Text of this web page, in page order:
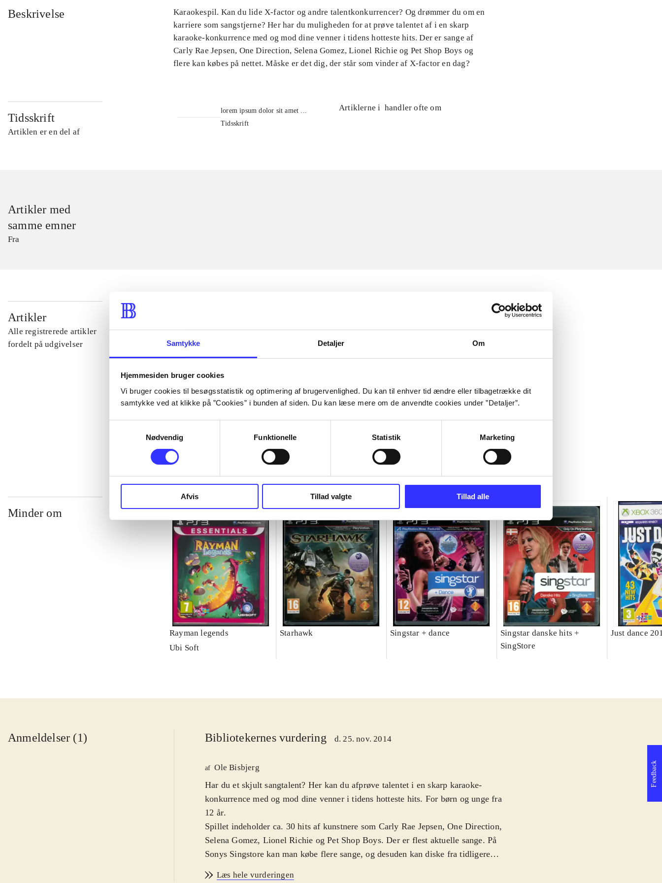
Samtykke Detaljer Om
Hjemmesiden bruger cookies
Vi bruger cookies til besøgsstatistik og optimering af brugervenlighed. Du kan til enhver tid ændre eller tilbagetrække dit
samtykke ved at klikke på ”Cookies” i bunden af siden. Du kan læse mere om de anvendte cookies under ”Detaljer”.
Nødvendig
Funktionelle Statistik Marketing
Afvis Tillad valgte Tillad alle
Beskrivelse
Karaokespil. Kan du lide X-factor og andre talentkonkurrencer? Og drømmer du om en
karriere som sangstjerne? Her har du muligheden for at prøve talentet af i en skarp
karaoke-konkurrence med og mod dine venner i tidens hotteste hits. Der er sange af
Carly Rae Jepsen, One Direction, Selena Gomez, Lionel Richie og Pet Shop Boys og
flere kan købes på nettet. Måske er det dig, der står som vinder af X-factor en dag?
Tidsskrift
Artiklen er en del af
lorem ipsum dolor sit amet ...
Tidsskrift
Artiklerne i handler ofte om
Artikler med
samme emner
Fra
Artikler
Alle registrerede artikler
fordelt på udgivelser
...
...
...
...
Minder om
Rayman legends
Ubi Soft
Starhawk Singstar + dance
Singstar danske hits +
SingStore
Just dance
Anmeldelser (1) Bibliotekernes vurdering d. 25. nov. 2014
af Ole Bisbjerg
Har du et skjult sangtalent? Her kan du afprøve talentet i en skarp karaoke-
konkurrence med og mod dine venner i tidens hotteste hits. For børn og unge fra
12 år.
Spillet indeholder ca. 30 hits af kunstnere som Carly Rae Jepsen, One Direction,
Selena Gomez, Lionel Richie og Pet Shop Boys. Der er flest aktuelle sange. På
Sonys Singstore kan man købe flere sange, og desuden kan diske fra tidligere
Læs hele vurderingen
Feedback